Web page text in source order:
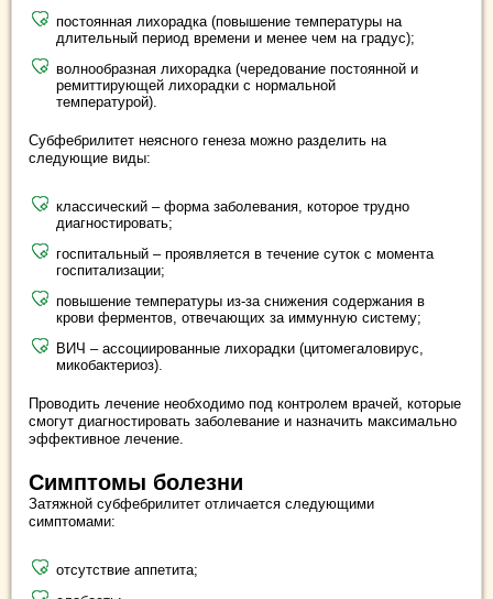
постоянная лихорадка (повышение температуры на
длительный период времени и менее чем на градус);
волнообразная лихорадка (чередование постоянной и
ремиттирующей лихорадки с нормальной
температурой).
Субфебрилитет неясного генеза можно разделить на
следующие виды:
классический – форма заболевания, которое трудно
диагностировать;
госпитальный – проявляется в течение суток с момента
госпитализации;
повышение температуры из-за снижения содержания в
крови ферментов, отвечающих за иммунную систему;
ВИЧ – ассоциированные лихорадки (цитомегаловирус,
микобактериоз).
Проводить лечение необходимо под контролем врачей, которые
смогут диагностировать заболевание и назначить максимально
эффективное лечение.
Симптомы болезни
Затяжной субфебрилитет отличается следующими
симптомами:
отсутствие аппетита;